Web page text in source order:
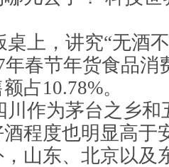
桌上，讲究“无酒
年春节年货食品消
占10.78%。
川作为茅台之乡和
程度也明显高于
山东、北京以及